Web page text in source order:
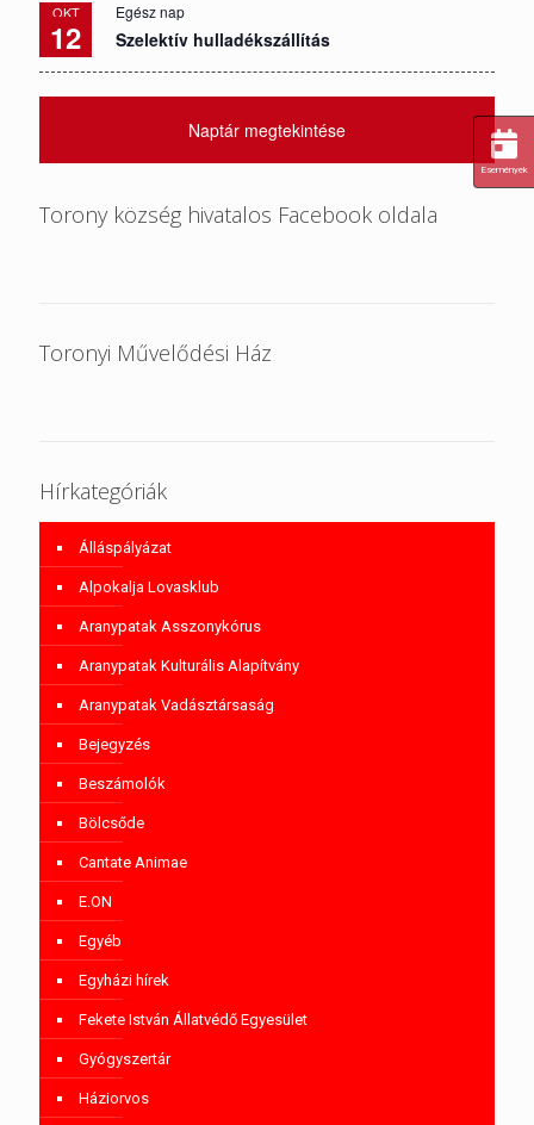
OKT
12
Egész nap
Szelektív hulladékszállítás
Naptár megtekintése
Torony község hivatalos Facebook oldala
Toronyi Művelődési Ház
Hírkategóriák
Álláspályázat
Alpokalja Lovasklub
Aranypatak Asszonykórus
Aranypatak Kulturális Alapítvány
Aranypatak Vadásztársaság
Bejegyzés
Beszámolók
Bölcsőde
Cantate Animae
E.ON
Egyéb
Egyházi hírek
Fekete István Állatvédő Egyesület
Gyógyszertár
Háziorvos
Események